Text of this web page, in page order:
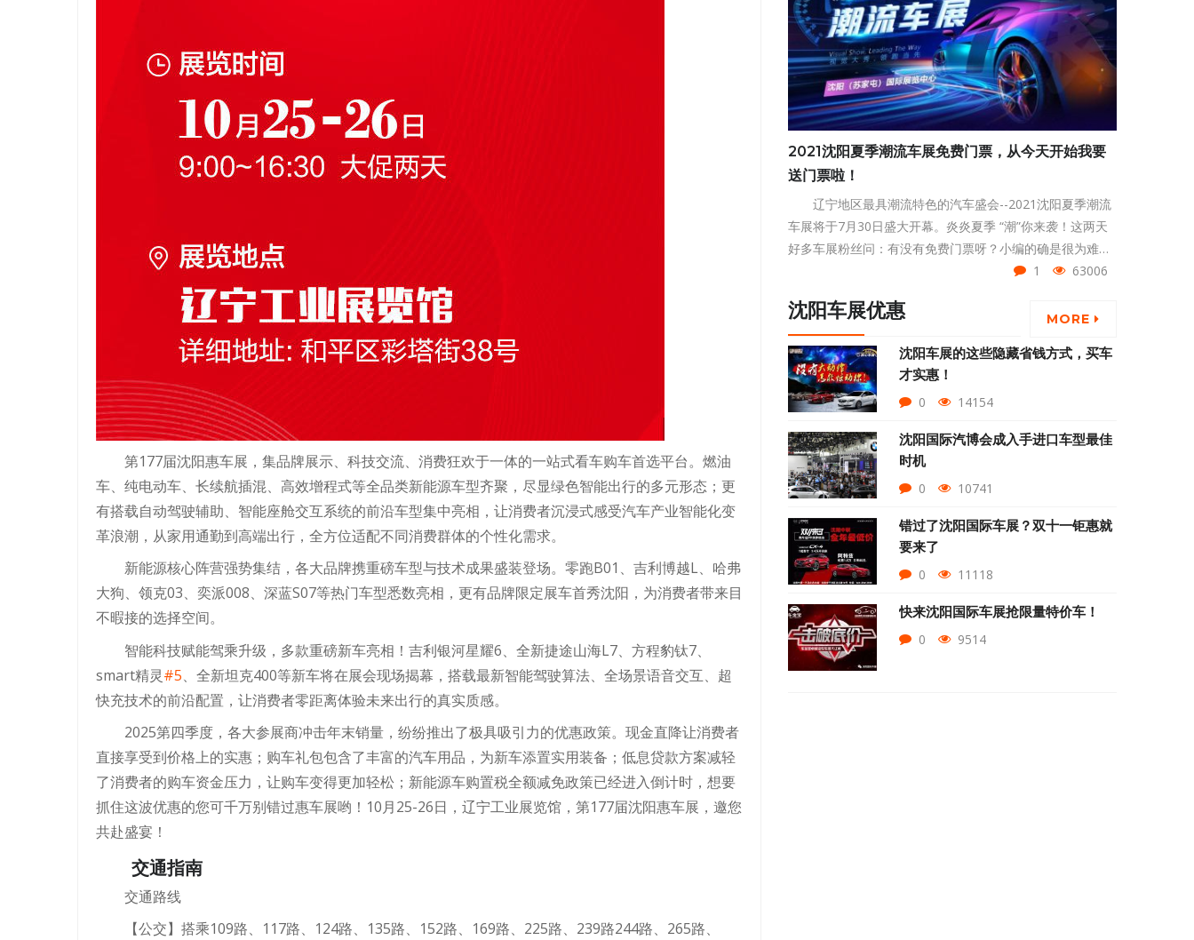
第177届沈阳惠车展，集品牌展示、科技交流、消费狂欢于一体的一站式看车购车首选平台。燃油
车、纯电动车、长续航插混、高效增程式等全品类新能源车型齐聚，尽显绿色智能出行的多元形态；更
有搭载自动驾驶辅助、智能座舱交互系统的前沿车型集中亮相，让消费者沉浸式感受汽车产业智能化变
革浪潮，从家用通勤到高端出行，全方位适配不同消费群体的个性化需求。
新能源核心阵营强势集结，各大品牌携重磅车型与技术成果盛装登场。零跑B01、吉利博越L、哈弗
大狗、领克03、奕派008、深蓝S07等热门车型悉数亮相，更有品牌限定展车首秀沈阳，为消费者带来目
不暇接的选择空间。
智能科技赋能驾乘升级，多款重磅新车亮相！吉利银河星耀6、全新捷途山海L7、方程豹钛7、
smart精灵#5、全新坦克400等新车将在展会现场揭幕，搭载最新智能驾驶算法、全场景语音交互、超
快充技术的前沿配置，让消费者零距离体验未来出行的真实质感。
2025第四季度，各大参展商冲击年末销量，纷纷推出了极具吸引力的优惠政策。现金直降让消费者
直接享受到价格上的实惠；购车礼包包含了丰富的汽车用品，为新车添置实用装备；低息贷款方案减轻
了消费者的购车资金压力，让购车变得更加轻松；新能源车购置税全额减免政策已经进入倒计时，想要
抓住这波优惠的您可千万别错过惠车展哟！10月25-26日，辽宁工业展览馆，第177届沈阳惠车展，邀您
共赴盛宴！
交通指南
交通路线
【公交】搭乘109路、117路、124路、135路、152路、169路、225路、239路244路、265路、
2021沈阳夏季潮流车展免费门票，从今天开始我要
送门票啦！
辽宁地区最具潮流特色的汽车盛会--2021沈阳夏季潮流
车展将于7月30日盛大开幕。炎炎夏季 “潮”你来袭！这两天
好多车展粉丝问：有没有免费门票呀？小编的确是很为难！
要知道，沈阳夏季潮流车展的门票是20元一张的！不过看着
费门票，用作福利来赠送给大家。
1 63006
沈阳车展优惠 MORE
沈阳车展的这些隐藏省钱方式，买车
才实惠！
0 14154
沈阳国际汽博会成入手进口车型最佳
时机
0 10741
错过了沈阳国际车展？双十一钜惠就
要来了
0 11118
快来沈阳国际车展抢限量特价车！
0 9514